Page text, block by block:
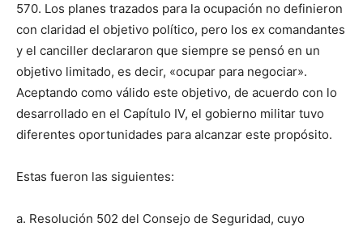
570. Los planes trazados para la ocupación no definieron
con claridad el objetivo político, pero los ex comandantes
y el canciller declararon que siempre se pensó en un
objetivo limitado, es decir, «ocupar para negociar».
Aceptando como válido este objetivo, de acuerdo con lo
desarrollado en el Capítulo IV, el gobierno militar tuvo
diferentes oportunidades para alcanzar este propósito.
Estas fueron las siguientes:
a. Resolución 502 del Consejo de Seguridad, cuyo